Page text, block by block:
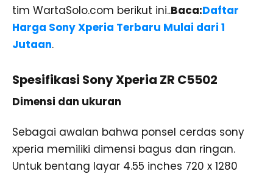
tim WartaSolo.com berikut ini..Baca:Daftar
Harga Sony Xperia Terbaru Mulai dari 1
Jutaan.
Spesifikasi Sony Xperia ZR C5502
Dimensi dan ukuran
Sebagai awalan bahwa ponsel cerdas sony
xperia memiliki dimensi bagus dan ringan.
Untuk bentang layar 4.55 inches 720 x 1280